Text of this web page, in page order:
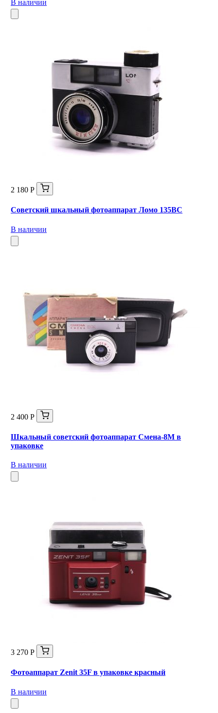
В наличии
2 180 Р
Советский шкальный фотоаппарат Ломо 135ВС
В наличии
2 400 Р
Шкальный советский фотоаппарат Смена-8М в
упаковке
В наличии
3 270 Р
Фотоаппарат Zenit 35F в упаковке красный
В наличии